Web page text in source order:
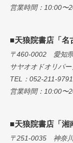
営業時間：10:00〜
■天狼院書店「名
〒460-0002 愛知
サヤオオドオリパー
TEL：052-211-
営業時間：10:00〜
■天狼院書店「湘
〒251-0035 神奈